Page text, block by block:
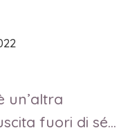
un’altra
fuori di sé…